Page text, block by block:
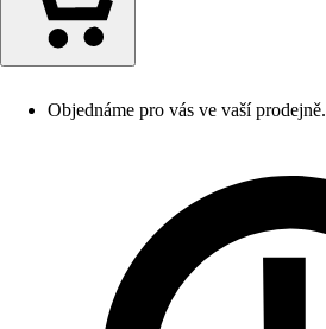
Objednáme pro vás ve vaší prodejně.